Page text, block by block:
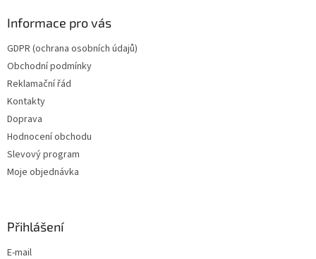
Informace pro vás
GDPR (ochrana osobních údajů)
Obchodní podmínky
Reklamační řád
Kontakty
Doprava
Hodnocení obchodu
Slevový program
Moje objednávka
Přihlášení
E-mail